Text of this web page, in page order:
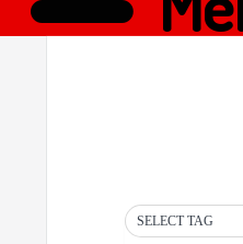
SELECT TAG